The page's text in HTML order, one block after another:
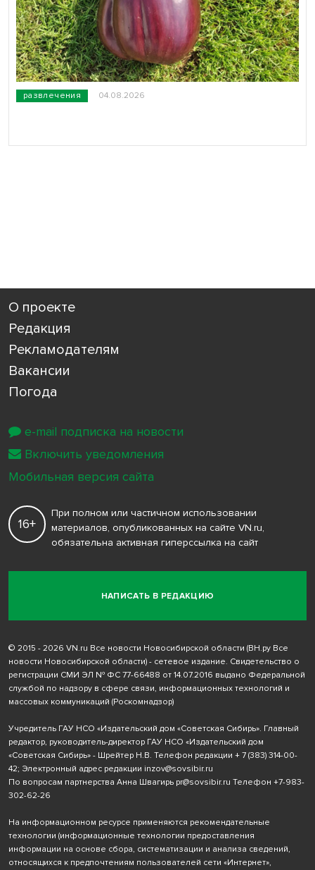
развлечения 04.08.2026
О проекте
Редакция
Рекламодателям
Вакансии
Погода
НАПИСАТЬ В РЕДАКЦИЮ
16+
При полном или частичном использовании
материалов, опубликованных на сайте VN.ru,
обязательна активная гиперссылка на сайт
© 2015 - 2026 VN.ru Все новости Новосибирской области (ВН.ру Все
новости Новосибирской области) - сетевое издание. Свидетельство о
регистрации СМИ ЭЛ № ФС 77-66488 от 14.07.2016 выдано Федеральной
службой по надзору в сфере связи, информационных технологий и
массовых коммуникаций (Роскомнадзор)
Учредитель ГАУ НСО «Издательский дом «Советская Сибирь». Главный
редактор, руководитель-директор ГАУ НСО «Издательский дом
«Советская Сибирь» - Шрейтер Н.В. Телефон редакции + 7 (383) 314-00-
42; Электронный адрес редакции inzov@sovsibir.ru
По вопросам партнерства Анна Швагирь pr@sovsibir.ru Телефон +7-983-
302-62-26
На информационном ресурсе применяются рекомендательные
технологии (информационные технологии предоставления
информации на основе сбора, систематизации и анализа сведений,
относящихся к предпочтениям пользователей сети «Интернет»,
e-mail подписка на новости
Включить уведомления
Мобильная версия сайта